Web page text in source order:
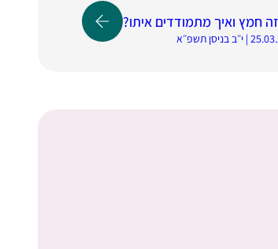
חמץ ואיך מתמודדים איתו?
בניסן תשפ״א